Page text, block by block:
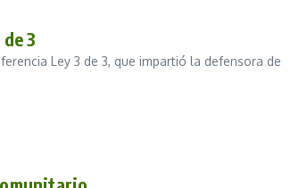
3
Ley 3 de 3, que impartió la defensora de